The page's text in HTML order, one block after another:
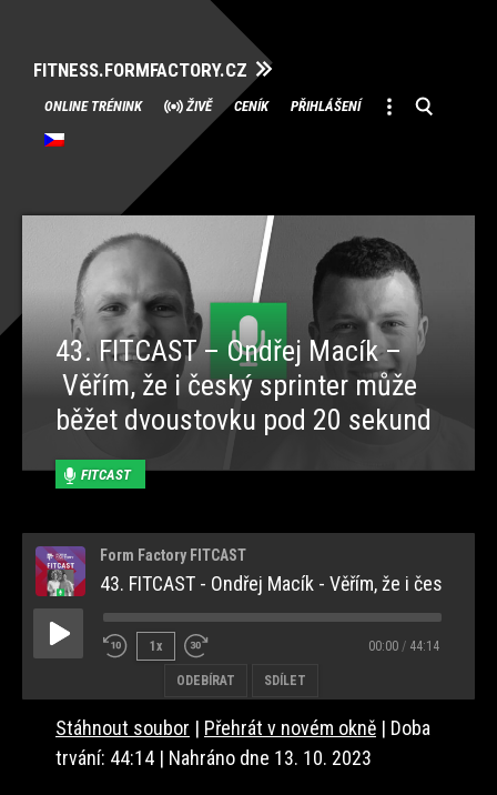
FITNESS.FORMFACTORY.CZ
Přeskočit
na
obsah
ONLINE TRÉNINK ŽIVĚ CENÍK PŘIHLÁŠENÍ
43. FITCAST – Ondřej Macík –
Věřím, že i český sprinter může
běžet dvoustovku pod 20 sekund
FITCAST
Form Factory FITCAST
Play
1x 00:00 / 44:14
ODEBÍRAT SDÍLET
Stáhnout soubor | Přehrát v novém okně | Doba
trvání: 44:14 | Nahráno dne 13. 10. 2023